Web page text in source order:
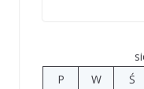
P
W Ś